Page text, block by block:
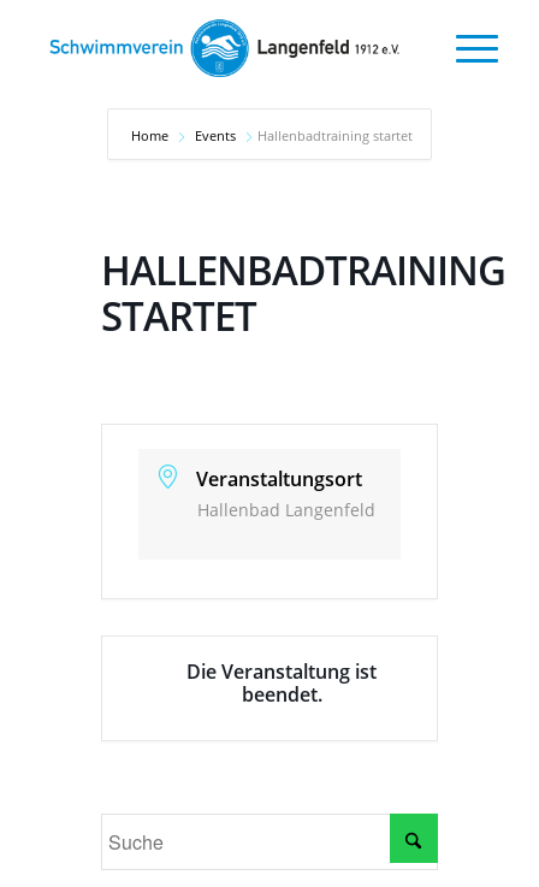
Home Events Hallenbadtraining startet
HALLENBADTRAINING
STARTET
Veranstaltungsort
Hallenbad Langenfeld
Die Veranstaltung ist
beendet.